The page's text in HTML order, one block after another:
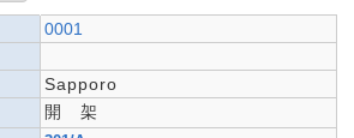
0001
Sapporo
開 架